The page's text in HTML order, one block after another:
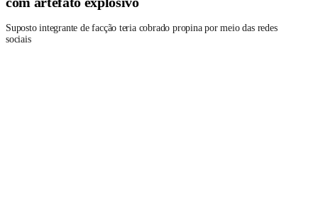
Suposto integrante de facção teria cobrado propina por meio das redes
sociais